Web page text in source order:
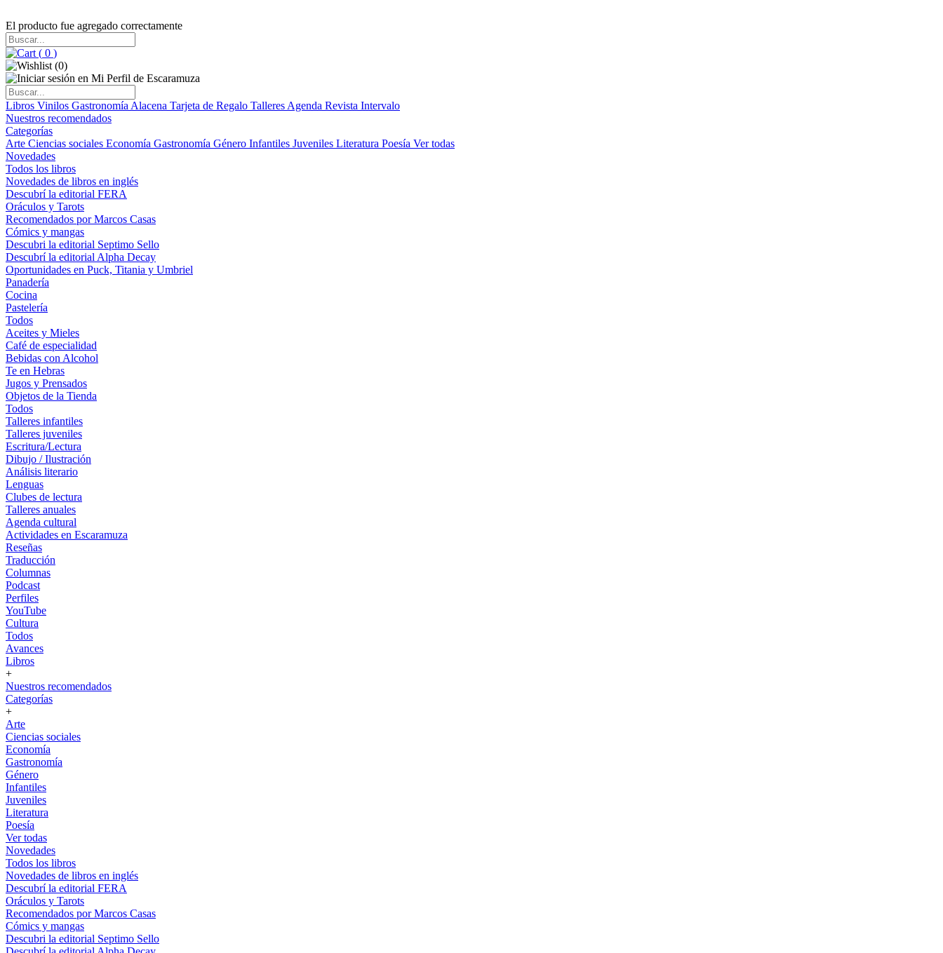
El producto fue agregado correctamente
( 0 )
(0)
Libros Vinilos Gastronomía Alacena Tarjeta de Regalo Talleres Agenda Revista Intervalo
Nuestros recomendados
Categorías
Arte Ciencias sociales Economía Gastronomía Género Infantiles Juveniles Literatura Poesía Ver todas
Novedades
Todos los libros
Novedades de libros en inglés
Descubrí la editorial FERA
Oráculos y Tarots
Recomendados por Marcos Casas
Cómics y mangas
Descubri la editorial Septimo Sello
Descubrí la editorial Alpha Decay
Oportunidades en Puck, Titania y Umbriel
Panadería
Cocina
Pastelería
Todos
Aceites y Mieles
Café de especialidad
Bebidas con Alcohol
Te en Hebras
Jugos y Prensados
Objetos de la Tienda
Todos
Talleres infantiles
Talleres juveniles
Escritura/Lectura
Dibujo / Ilustración
Análisis literario
Lenguas
Clubes de lectura
Talleres anuales
Agenda cultural
Actividades en Escaramuza
Reseñas
Traducción
Columnas
Podcast
Perfiles
YouTube
Cultura
Todos
Avances
Libros
+
Nuestros recomendados
Categorías
+
Arte
Ciencias sociales
Economía
Gastronomía
Género
Infantiles
Juveniles
Literatura
Poesía
Ver todas
Novedades
Todos los libros
Novedades de libros en inglés
Descubrí la editorial FERA
Oráculos y Tarots
Recomendados por Marcos Casas
Cómics y mangas
Descubri la editorial Septimo Sello